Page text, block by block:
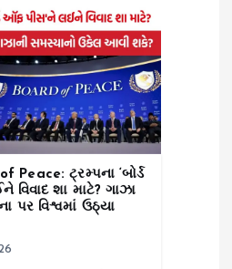
Peace: ટ્રમ્પના ‘બોર્ડ
શા માટે? ગાઝા
પર વિશ્વમાં ઉઠ્યા